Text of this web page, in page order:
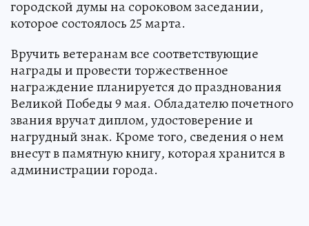
городской думы на сороковом заседании,
которое состоялось 25 марта.
Вручить ветеранам все соответствующие
награды и провести торжественное
награждение планируется до празднования
Великой Победы 9 мая. Обладателю почетного
звания вручат диплом, удостоверение и
нагрудный знак. Кроме того, сведения о нем
внесут в памятную книгу, которая хранится в
администрации города.